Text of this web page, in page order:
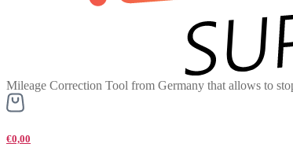
Mileage Correction Tool from Germany that allows to
€0,00